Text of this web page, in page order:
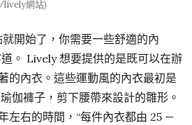
lively網站)
開始了，你需要一些舒適的內
。 Lively 想要提供的是既可以在辦
的內衣。這些運動風的內衣最初是
伽褲子，剪下腰帶來設計的雛形。
左右的時間，“每件內衣都由 25 —